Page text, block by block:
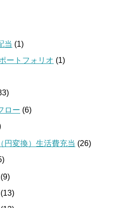
当 (1)
ートフォリオ (1)
ロー (6)
円変換）生活費充当 (26)
(9)
(13)